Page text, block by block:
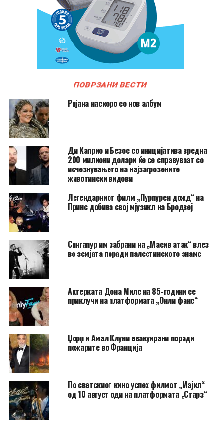
ПОВРЗАНИ ВЕСТИ
Ријана наскоро со нов албум
Ди Каприо и Безос со иницијатива вредна
200 милиони долари ќе се справуваат со
исчезнувањето на најзагрозените
животински видови
Легендарниот филм „Пурпурен дожд“ на
Принс добива свој мјузикл на Бродвеј
Сингапур им забрани на „Масив атак“ влез
во земјата поради палестинското знаме
Актерката Дона Милс на 85-години се
приклучи на платформата „Онли фанс“
Џорџ и Амал Клуни евакуирани поради
пожарите во Франција
По светскиот кино успех филмот „Мајкл“
од 10 август оди на платформата „Старз“